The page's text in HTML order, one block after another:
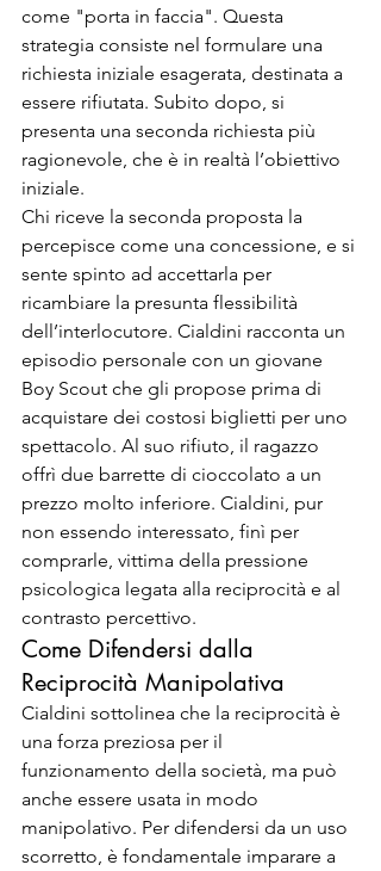
come "porta in faccia". Questa
strategia consiste nel formulare una
richiesta iniziale esagerata, destinata a
essere rifiutata. Subito dopo, si
presenta una seconda richiesta più
ragionevole, che è in realtà l’obiettivo
iniziale.
Chi riceve la seconda proposta la
percepisce come una concessione, e si
sente spinto ad accettarla per
ricambiare la presunta flessibilità
dell’interlocutore. Cialdini racconta un
episodio personale con un giovane
Boy Scout che gli propose prima di
acquistare dei costosi biglietti per uno
spettacolo. Al suo rifiuto, il ragazzo
offrì due barrette di cioccolato a un
prezzo molto inferiore. Cialdini, pur
non essendo interessato, finì per
comprarle, vittima della pressione
psicologica legata alla reciprocità e al
contrasto percettivo.
Come Difendersi dalla
Reciprocità Manipolativa
Cialdini sottolinea che la reciprocità è
una forza preziosa per il
funzionamento della società, ma può
anche essere usata in modo
manipolativo. Per difendersi da un uso
scorretto, è fondamentale imparare a